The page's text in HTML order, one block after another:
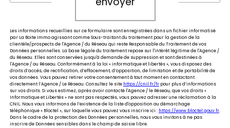
Les informations recueillies sur ce formulaire sont enregistrées dans un fichier informatisé
par La Boite Immo agissant comme Sous-traitant du traitement pour la gestion de la
clientèle/prospects de l'Agence / du Réseau qui reste Responsable du Traitement de vos
Données personnelles. La base légale du traitement repose sur l'intérêt légitime de l'Agence /
du Réseau. Elles sont conservées jusqu'à demande de suppression et sont destinées à
l'Agence / au Réseau. Conformément à la loi « informatique et libertés », vous disposez des
droits d’accès, de rectification, d’effacement, d’opposition, de limitation et de portabilité de
vos données. Vous pouvez retirer votre consentement à tout moment en contactant
directement l’Agence / Le Réseau. Consultez le site https://cnil.fr/fr pour plus d’informations
sur vos droits. Si vous estimez, après avoir contacté l'Agence / le Réseau, que vos droits «
Informatique et Libertés » ne sont pas respectés, vous pouvez adresser une réclamation à la
CNIL. Nous vous informons de l’existence de la liste d'opposition au démarchage
téléphonique « Bloctel », sur laquelle vous pouvez vous inscrire ici : https://www.bloctel.gouv.fr.
Dans le cadre de la protection des Données personnelles, nous vous invitons à ne pas
inscrire de Données sensibles dans le champ de saisie libre.